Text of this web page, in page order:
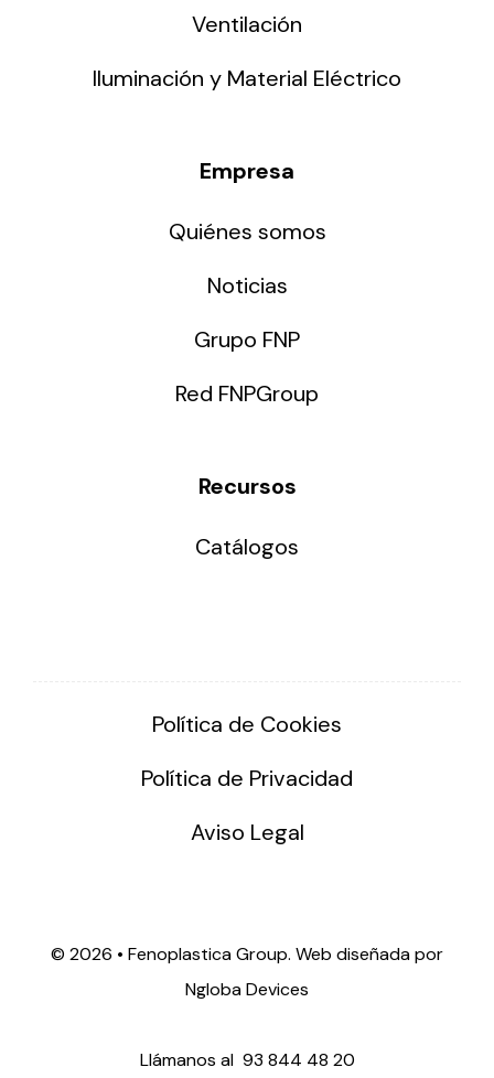
Ventilación
Iluminación y Material Eléctrico
Empresa
Quiénes somos
Noticias
Grupo FNP
Red FNPGroup
Recursos
Catálogos
Política de Cookies
Política de Privacidad
Aviso Legal
© 2026 • Fenoplastica Group. Web diseñada por
Ngloba Devices
Llámanos al 93 844 48 20